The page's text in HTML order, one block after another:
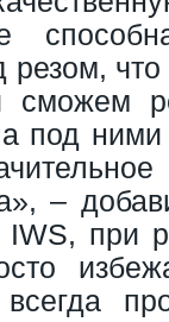
резом,
сможем
под ними
–
при